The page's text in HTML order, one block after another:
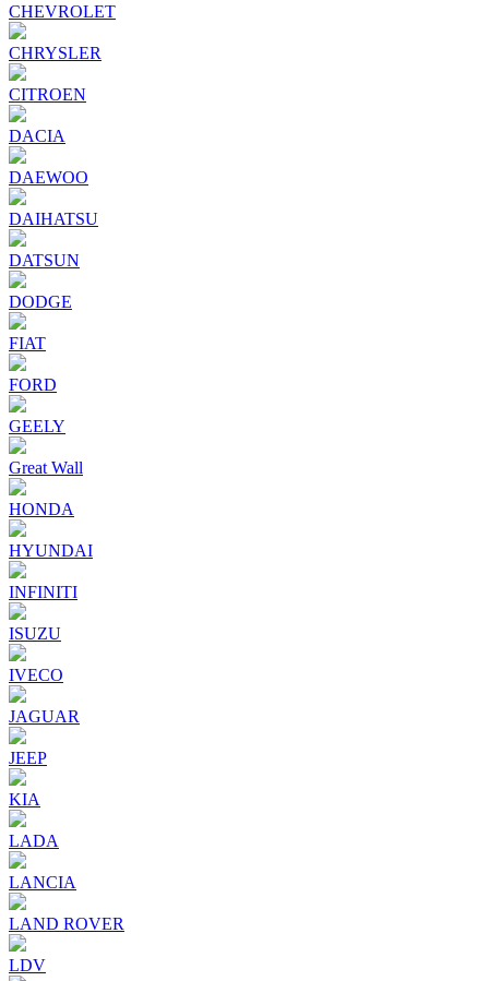
CHEVROLET
CHRYSLER
CITROEN
DACIA
DAEWOO
DAIHATSU
DATSUN
DODGE
FIAT
FORD
GEELY
Great Wall
HONDA
HYUNDAI
INFINITI
ISUZU
IVECO
JAGUAR
JEEP
KIA
LADA
LANCIA
LAND ROVER
LDV